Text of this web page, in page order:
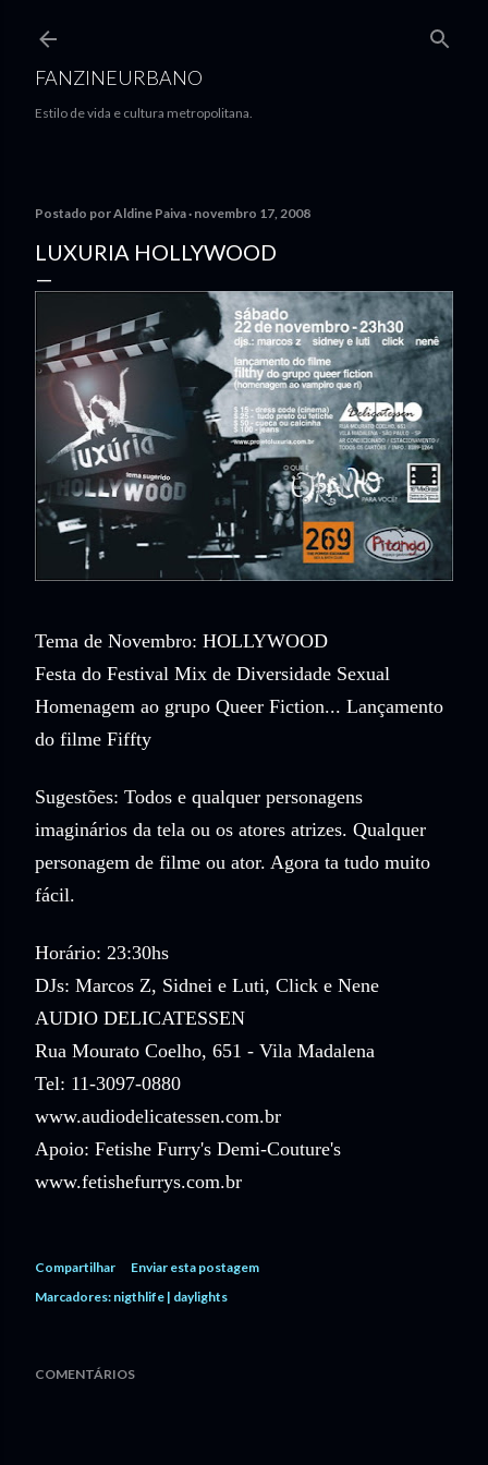
FANZINEURBANO
Estilo de vida e cultura metropolitana.
Postado porAldine Paiva novembro 17, 2008
LUXURIA HOLLYWOOD
Tema de Novembro: HOLLYWOOD
Festa do Festival Mix de Diversidade Sexual
Homenagem ao grupo Queer Fiction... Lançamento
do filme Fiffty
Sugestões: Todos e qualquer personagens
imaginários da tela ou os atores atrizes. Qualquer
personagem de filme ou ator. Agora ta tudo muito
fácil.
Horário: 23:30hs
DJs: Marcos Z, Sidnei e Luti, Click e Nene
AUDIO DELICATESSEN
Rua Mourato Coelho, 651 - Vila Madalena
Tel: 11-3097-0880
www.audiodelicatessen.com.br
Apoio: Fetishe Furry's Demi-Couture's
www.fetishefurrys.com.br
Compartilhar
Enviar esta postagem
Marcadores: nigthlife | daylights
COMENTÁRIOS